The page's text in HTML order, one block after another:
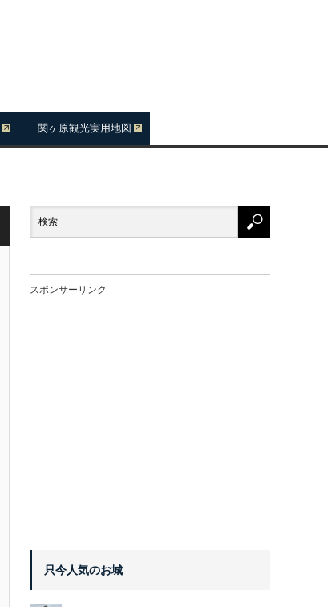
関ヶ原観光実用地図
スポンサーリンク
只今人気のお城